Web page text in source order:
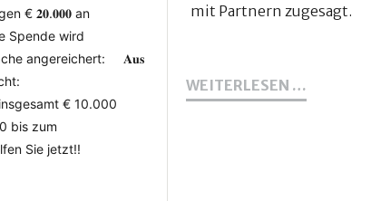
€ 𝟐𝟎.𝟎𝟎𝟎 an
Spende wird
angereichert: 𝐀𝐮𝐬
€ 10.000
bis zum
Sie jetzt!!
mit Partnern zugesagt.
WEITERLESEN …